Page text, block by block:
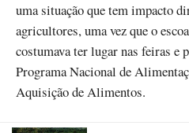
uma situação que tem impacto
agricultores, uma vez que o
costumava ter lugar nas feiras e
Programa Nacional de
Aquisição de Alimentos.